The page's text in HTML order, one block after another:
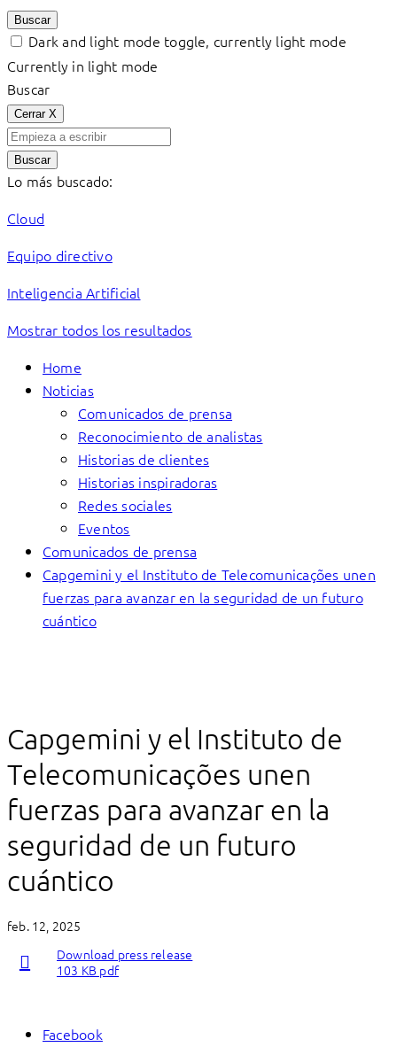
Buscar
Dark and light mode toggle, currently light mode
Currently in light mode
Buscar
Cerrar X
Buscar
Lo más buscado:
Cloud
Equipo directivo
Inteligencia Artificial
Mostrar todos los resultados
Home
Noticias
Comunicados de prensa
Reconocimiento de analistas
Historias de clientes
Historias inspiradoras
Redes sociales
Eventos
Comunicados de prensa
Capgemini y el Instituto de Telecomunicações unen
fuerzas para avanzar en la seguridad de un futuro
cuántico
Capgemini y el Instituto de
Telecomunicações unen
fuerzas para avanzar en la
seguridad de un futuro
cuántico
feb. 12, 2025
Download press release
103 KB pdf
Facebook